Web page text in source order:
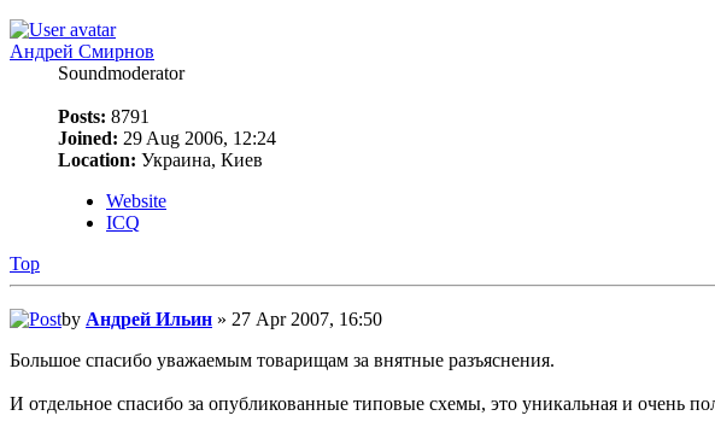
Андрей Смирнов
Soundmoderator
Posts: 8791
Joined: 29 Aug 2006, 12:24
Location: Украина, Киев
Website
ICQ
Top
by Андрей Ильин » 27 Apr 2007, 16:50
Большое спасибо уважаемым товарищам за внятные разъяснения.
И отдельное спасибо за опубликованные типовые схемы, это уникальная и очень